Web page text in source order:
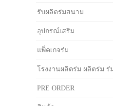
รับผลิตร่มสนาม
อุปกรณ์เสริม
แพ็คเกจร่ม
โรงงานผลิตร่ม ผลิตร่ม ร่
PRE ORDER